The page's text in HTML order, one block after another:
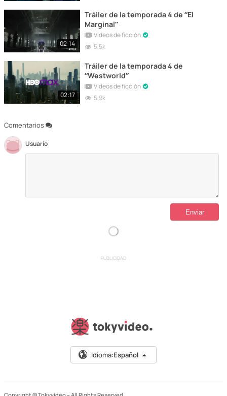
Comentarios
Usuario
02:14
Tráiler de la temporada 4 de “El
Marginal”
Vídeos de ficción
5,5k
02:17
Tráiler de la temporada 4 de
“Westworld”
Vídeos de ficción
5,9k
PUBLICIDAD
Idioma:Español